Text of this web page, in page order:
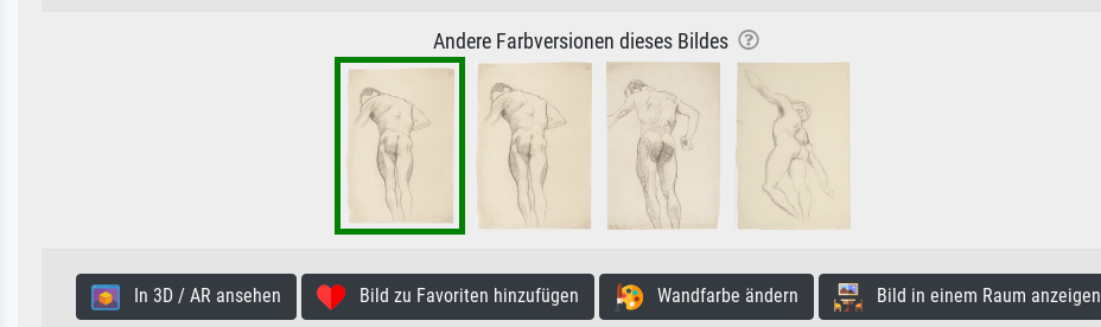
Andere Farbversionen dieses Bildes
In 3D / AR ansehen Bild zu Favoriten hinzufügen Wandfarbe ändern Bild in einem Raum anzeigen